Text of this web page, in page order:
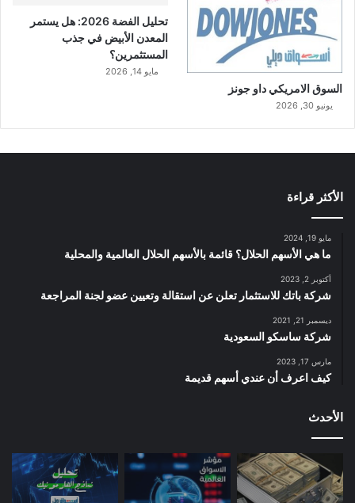
السوق الامريكي داو جونز
يونيو 30, 2026
تحليل الفضة 2026: هل يستمر
المعدن الأبيض في جذب
المستثمرين؟
مايو 14, 2026
الأكثر قراءة
مايو 19, 2024
ما هي الأسهم الحلال؟ قائمة بالأسهم الحلال العالمية والمحلية
أكتوبر 2, 2023
شركة باتك للاستثمار تعلن عن استقالة وتعيين عضو لجنة المراجعة
ديسمبر 21, 2021
شركة ساسكو السعودية
مارس 17, 2023
كيف اعرف أن عندي أسهم قديمة
الأحدث